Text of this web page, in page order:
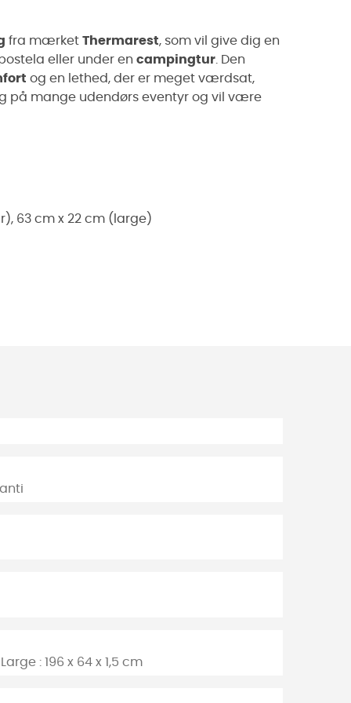
fra mærket Thermarest, som vil give dig en
eller under en campingtur . Den
og en lethed, der er meget værdsat,
på mange udendørs eventyr og vil være
63 cm x 22 cm (large)
: 196 x 64 x 1,5 cm